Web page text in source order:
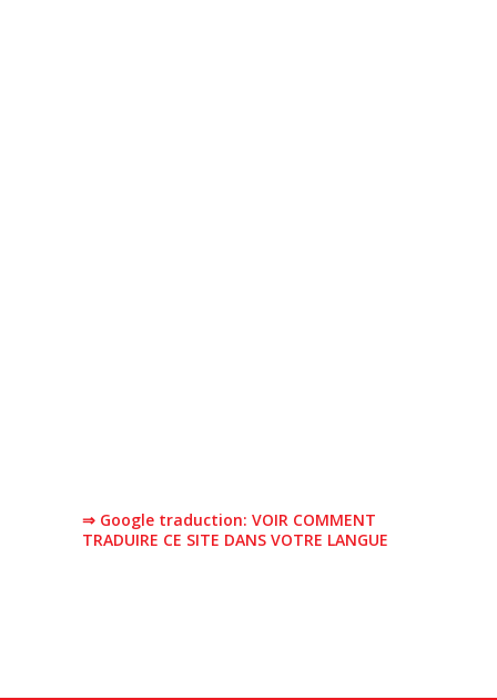
⇒ Google traduction: VOIR COMMENT
TRADUIRE CE SITE DANS VOTRE LANGUE